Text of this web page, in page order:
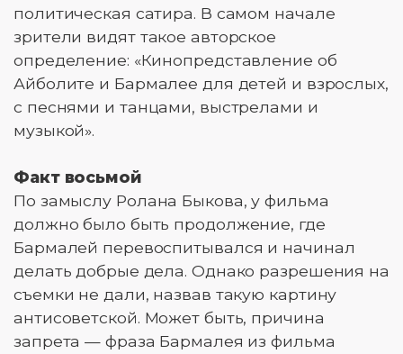
политическая сатира. В самом начале
зрители видят такое авторское
определение: «Кинопредставление об
Айболите и Бармалее для детей и взрослых,
с песнями и танцами, выстрелами и
музыкой».
Факт восьмой
По замыслу Ролана Быкова, у фильма
должно было быть продолжение, где
Бармалей перевоспитывался и начинал
делать добрые дела. Однако разрешения на
съемки не дали, назвав такую картину
антисоветской. Может быть, причина
запрета — фраза Бармалея из фильма